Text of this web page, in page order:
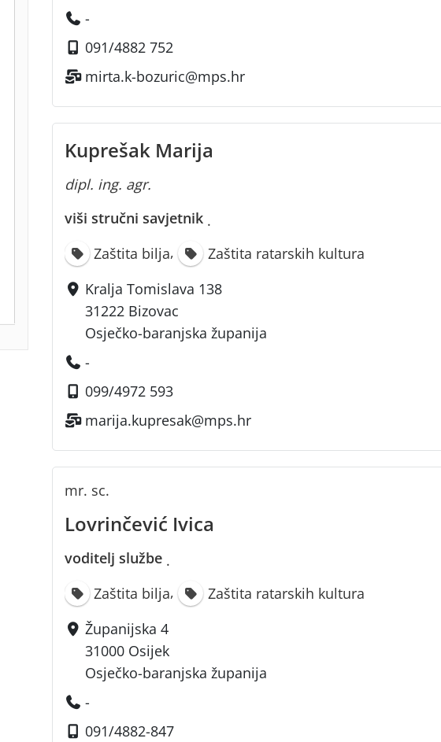
-
091/4882 752
mirta.k-bozuric@mps.hr
Kuprešak Marija
dipl. ing. agr.
viši stručni savjetnik ·
Zaštita bilja,
Zaštita ratarskih kultura
Kralja Tomislava 138
31222 Bizovac
Osječko-baranjska županija
-
099/4972 593
marija.kupresak@mps.hr
mr. sc.
Lovrinčević Ivica
voditelj službe ·
Zaštita bilja,
Zaštita ratarskih kultura
Županijska 4
31000 Osijek
Osječko-baranjska županija
-
091/4882-847